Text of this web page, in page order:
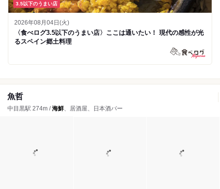
3.5以下のうまい店
2026年08月04日(火)
〈食べログ3.5以下のうまい店〉ここは通いたい！ 現代の感性が光
るスペイン郷土料理
魚哲
中目黒駅 274m /海鮮、居酒屋、日本酒バー